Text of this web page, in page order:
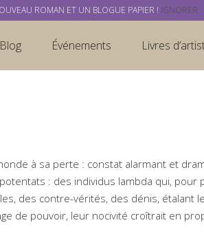
Blog Événements Livres
à sa perte : constat alarmant et
: des individus lambda qui, pour
des contre-vérités, des dénis, étalant
de pouvoir, leur nocivité croîtrait en
ROMAN ET UN BLOGUE PAPIER ! IGNORER